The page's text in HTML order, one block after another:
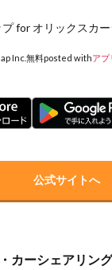
for オリックスカ
Inc.無料posted withアプ
公式サイトへ
カーシェアリン